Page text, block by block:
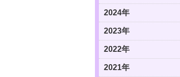
2024年
2023年
2022年
2021年